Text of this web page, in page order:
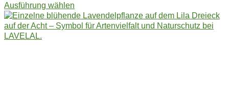
Ausführung wählen
Produkt
weist